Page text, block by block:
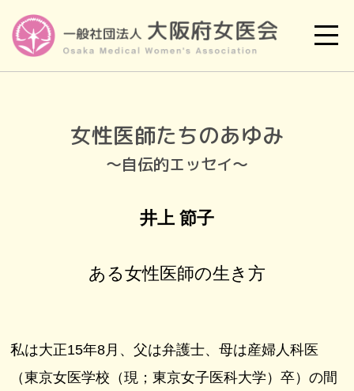
女性医師たちのあゆみ
～自伝的エッセイ～
井上 節子
ある女性医師の生き方
私は大正15年8月、父は弁護士、母は産婦人科医
（東京女医学校（現；東京女子医科大学）卒）の間